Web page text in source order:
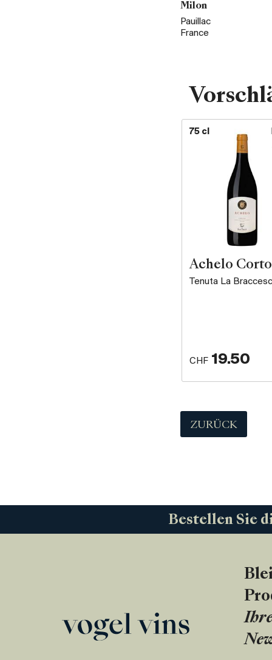
Milon
Pauillac
France
75 cl
Achelo
Tenuta La
CHF 19.50
ZURÜCK
Bestellen Sie